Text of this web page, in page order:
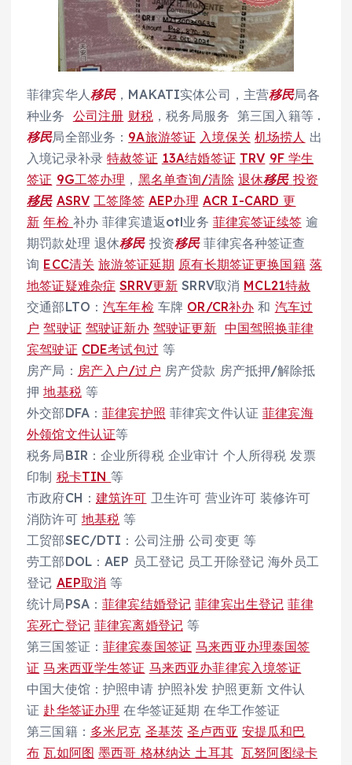
菲律宾华人 移民，MAKATI实体公司，主营移民局各
种业务 公司注册 财税，税务局服务 第三国入籍等 .
移民局全部业务： 9A旅游签证 入境保关 机场捞人 出
入境记录补录特赦签证 13A结婚签证 TRV 9F 学生
签证 9G工签办理 ， 黑名单查询/清除 退休移民 投资
移民 ASRV 工签降签 AEP办理 ACR I-CARD 更
新 年检 补办 菲律宾遣返otl业务 菲律宾签证续签逾
期罚款处理 退休移民投资移民菲律宾各种签证查
询 ECC清关 旅游签证延期 原有长期签证更换国籍 落
地签证疑难杂症 SRRV更新 SRRV取消 MCL21特赦
交通部LTO：汽车年检 车牌 OR/CR补办 和 汽车过
户 驾驶证 驾驶证新办 驾驶证更新 中国驾照换菲律
宾驾驶证 CDE考试包过 等
房产局： 房产入户/过户 房产贷款 房产抵押/解除抵
押地基税等
外交部DFA：菲律宾护照 菲律宾文件认证菲律宾海
外领馆文件认证等
税务局BIR：企业所得税 企业审计 个人所得税 发票
印制 税卡TIN 等
市政府CH： 建筑许可 卫生许可 营业许可 装修许可
消防许可 地基税 等
工贸部SEC/DTI：公司注册 公司变更 等
劳工部DOL：AEP 员工登记 员工开除登记 海外员工
登记 AEP取消 等
统计局PSA：菲律宾结婚登记 菲律宾出生登记 菲律
宾死亡登记 菲律宾离婚登记等
第三国签证： 菲律宾泰国签证 马来西亚办理泰国签
证 马来西亚学生签证 马来西亚办菲律宾入境签证
中国大使馆：护照申请 护照补发 护照更新 文件认
证 赴华签证办理 在华签证延期 在华工作签证
第三国籍： 多米尼克 圣基茨 圣卢西亚 安提瓜和巴
布 瓦如阿图 墨西哥 格林纳达 土耳其 瓦努阿图绿卡